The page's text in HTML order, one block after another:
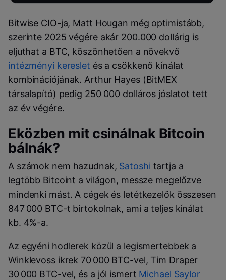
Bitwise CIO-ja, Matt Hougan még optimistább,
szerinte 2025 végére akár 200.000 dollárig is
eljuthat a BTC, köszönhetően a növekvő
intézményi kereslet és a csökkenő kínálat
kombinációjának. Arthur Hayes (BitMEX
társalapító) pedig 250 000 dolláros jóslatot tett
az év végére.
Eközben mit csinálnak Bitcoin
bálnák?
A számok nem hazudnak, Satoshi tartja a
legtöbb Bitcoint a világon, messze megelőzve
mindenki mást. A cégek és letétkezelők összesen
847 000 BTC-t birtokolnak, ami a teljes kínálat
kb. 4%-a.
Az egyéni hodlerek közül a legismertebbek a
Winklevoss ikrek 70 000 BTC-vel, Tim Draper
30 000 BTC-vel, és a jól ismert Michael Saylor